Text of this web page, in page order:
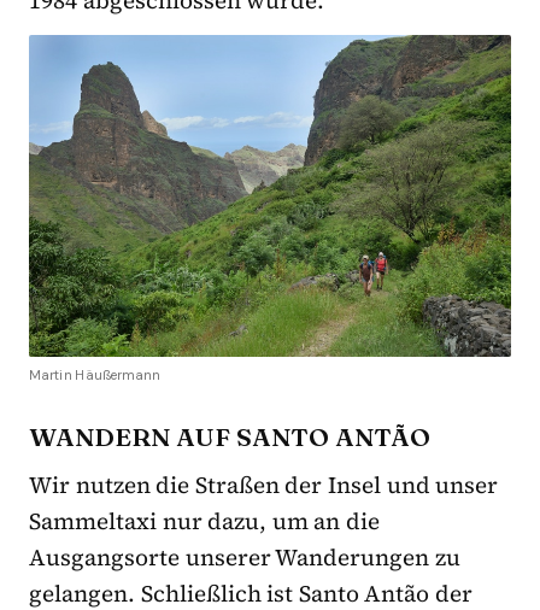
Martin Häußermann
WANDERN AUF SANTO ANTÃO
Wir nutzen die Straßen der Insel und unser
Sammeltaxi nur dazu, um an die
Ausgangsorte unserer Wanderungen zu
gelangen. Schließlich ist Santo Antão der